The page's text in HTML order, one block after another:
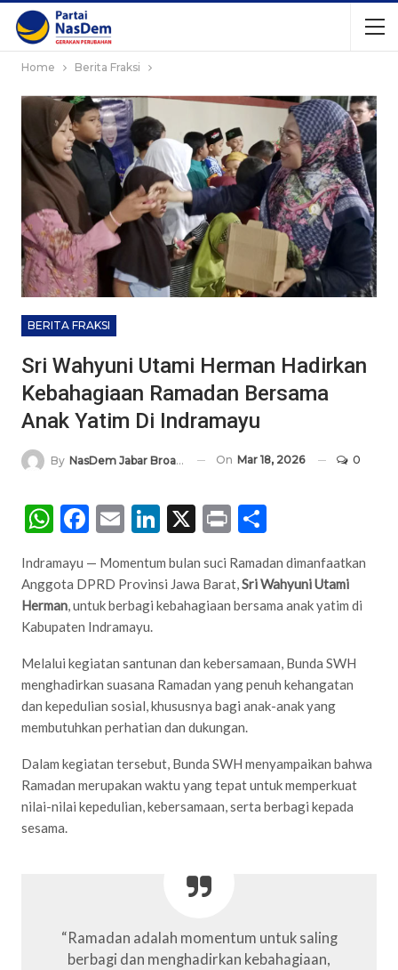
Home Berita Fraksi
BERITA FRAKSI
Sri Wahyuni Utami Herman Hadirkan
Kebahagiaan Ramadan Bersama
Anak Yatim Di Indramayu
By NasDem Jabar Broadcasting Network On Mar 18, 2026 0
WhatsApp
Facebook
EmailLinkedIn
X Print
Indramayu — Momentum bulan suci Ramadan dimanfaatkan
Anggota DPRD Provinsi Jawa Barat,Sri Wahyuni Utami
Herman, untuk berbagi kebahagiaan bersama anak yatim di
Kabupaten Indramayu.
Melalui kegiatan santunan dan kebersamaan, Bunda SWH
menghadirkan suasana Ramadan yang penuh kehangatan
dan kepedulian sosial, khususnya bagi anak-anak yang
membutuhkan perhatian dan dukungan.
Dalam kegiatan tersebut, Bunda SWH menyampaikan bahwa
Ramadan merupakan waktu yang tepat untuk memperkuat
nilai-nilai kepedulian, kebersamaan, serta berbagi kepada
sesama.
“Ramadan adalah momentum untuk saling
berbagi dan menghadirkan kebahagiaan,